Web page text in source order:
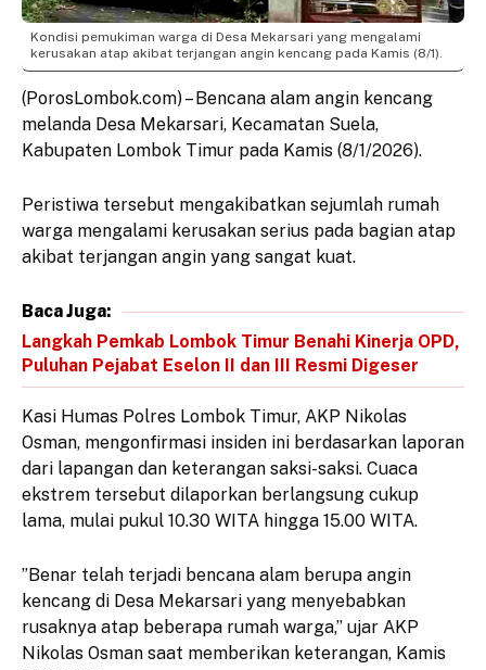
Kondisi pemukiman warga di Desa Mekarsari yang mengalami
kerusakan atap akibat terjangan angin kencang pada Kamis (8/1).
(PorosLombok.com) – Bencana alam angin kencang
melanda Desa Mekarsari, Kecamatan Suela,
Kabupaten Lombok Timur pada Kamis (8/1/2026).
Peristiwa tersebut mengakibatkan sejumlah rumah
warga mengalami kerusakan serius pada bagian atap
akibat terjangan angin yang sangat kuat.
Baca Juga:
Langkah Pemkab Lombok Timur Benahi Kinerja OPD,
Puluhan Pejabat Eselon II dan III Resmi Digeser
​Kasi Humas Polres Lombok Timur, AKP Nikolas
Osman, mengonfirmasi insiden ini berdasarkan laporan
dari lapangan dan keterangan saksi-saksi. Cuaca
ekstrem tersebut dilaporkan berlangsung cukup
lama, mulai pukul 10.30 WITA hingga 15.00 WITA.
​”Benar telah terjadi bencana alam berupa angin
kencang di Desa Mekarsari yang menyebabkan
rusaknya atap beberapa rumah warga,” ujar AKP
Nikolas Osman saat memberikan keterangan, Kamis